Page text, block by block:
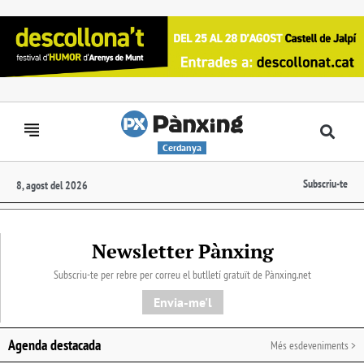
Cerdanya
8, agost del 2026 Subscriu-te
Newsletter Pànxing
Subscriu-te per rebre per correu el butlletí gratuït de Pànxing.net​
Envia-me'l
Agenda destacada Més esdeveniments >